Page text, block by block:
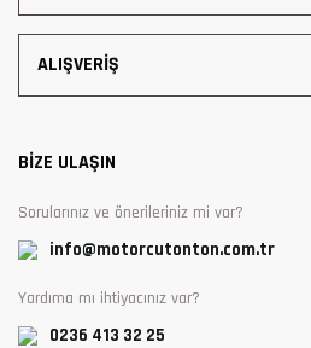
ALIŞVERİŞ
BİZE ULAŞIN
Sorularınız ve önerileriniz mi var?
info@motorcutonton.com.tr
Yardıma mı ihtiyacınız var?
0236 413 32 25